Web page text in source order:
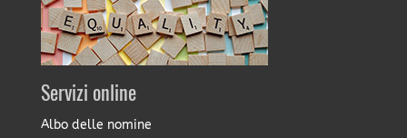
Servizi online
Albo delle nomine